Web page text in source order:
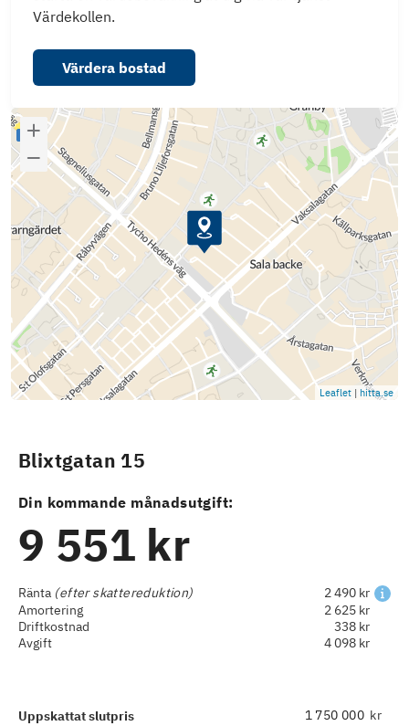
Värdekollen.
Värdera bostad
Leaflet | hitta.se
Blixtgatan 15
Din kommande månadsutgift:
9 551 kr
Ränta (efter skattereduktion)
2 490 kr
Amortering
2 625 kr
Driftkostnad
338 kr
Avgift
4 098 kr
Uppskattat slutpris kr